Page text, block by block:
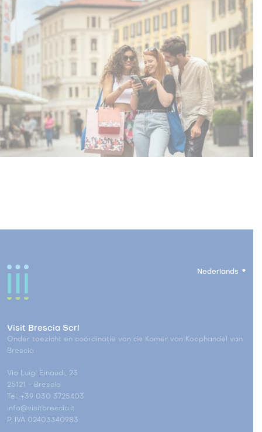
Nederlands
Visit Brescia Scrl
Onder toezicht en coördinatie van de Kamer van Koophandel van
Brescia
Via Luigi Einaudi, 23
25121 - Brescia
Tel. +39 030 3725403
info@visitbrescia.it
P. IVA 02403340983